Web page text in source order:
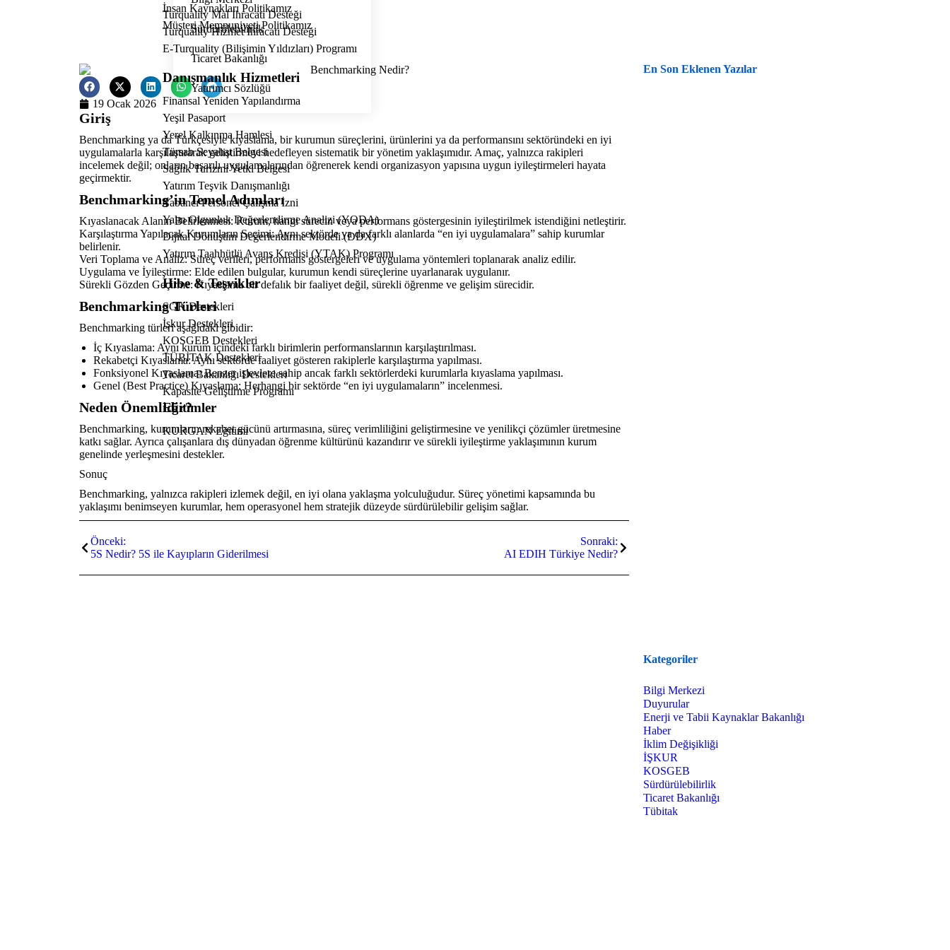
İnsan Kaynakları Politikamız
Müşteri Memnuniyeti Politikamız
Turquality Mal İhracatı Desteği
Turquality Hizmet İhracatı Desteği
E-Turquality (Bilişimin Yıldızları) Programı
Danışmanlık Hizmetleri
Finansal Yeniden Yapılandırma
Yeşil Pasaport
Yerel Kalkınma Hamlesi
Türsab Seyahat Belgesi
Sağlık Turizmi Yetki Belgesi
Yatırım Teşvik Danışmanlığı
Yabancı Personel Çalışma İzni
Yalın Olgunluk Değerlendirme Analizi (YODA)
Dijital Dönüşüm Değerlendirme Modeli (DDX)
Yatırım Taahhütlü Avans Kredisi (YTAK) Programı
Hibe & Teşvikler
SGK Destekleri
İşkur Destekleri
KOSGEB Destekleri
TÜBİTAK Destekleri
Ticaret Bakanlığı Destekleri
Kapasite Geliştirme Programı
Eğitimler
KURGAN Eğitimi
Sürdürülebilirlik
Ticaret Bakanlığı
Yatırımcı Sözlüğü
19 Ocak 2026
Giriş
Benchmarking ya da Türkçesiyle kıyaslama, bir kurumun süreçlerini, ürünlerini ya da performansını sektöründeki en iyi
uygulamalarla karşılaştırarak geliştirmeyi hedefleyen sistematik bir yönetim yaklaşımıdır. Amaç, yalnızca rakipleri
incelemek değil; onların başarılı uygulamalarından öğrenerek kendi organizasyon yapısına uygun iyileştirmeleri hayata
geçirmektir.
Benchmarking’in Temel Adımları
Kıyaslanacak Alanın Belirlenmesi: Kurum, hangi sürecin veya performans göstergesinin iyileştirilmek istendiğini netleştirir.
Karşılaştırma Yapılacak Kurumların Seçimi: Aynı sektörde ya da farklı alanlarda “en iyi uygulamalara” sahip kurumlar
belirlenir.
Veri Toplama ve Analiz: Süreç verileri, performans göstergeleri ve uygulama yöntemleri toplanarak analiz edilir.
Uygulama ve İyileştirme: Elde edilen bulgular, kurumun kendi süreçlerine uyarlanarak uygulanır.
Sürekli Gözden Geçirme: Kıyaslama bir defalık bir faaliyet değil, sürekli öğrenme ve gelişim sürecidir.
Benchmarking Türleri
Benchmarking türleri aşağıdaki gibidir:
İç Kıyaslama: Aynı kurum içindeki farklı birimlerin performanslarının karşılaştırılması.
Rekabetçi Kıyaslama: Aynı sektörde faaliyet gösteren rakiplerle karşılaştırma yapılması.
Fonksiyonel Kıyaslama: Benzer işlevlere sahip ancak farklı sektörlerdeki kurumlarla kıyaslama yapılması.
Genel (Best Practice) Kıyaslama: Herhangi bir sektörde “en iyi uygulamaların” incelenmesi.
Neden Önemlidir?
Benchmarking, kurumların rekabet gücünü artırmasına, süreç verimliliğini geliştirmesine ve yenilikçi çözümler üretmesine
katkı sağlar. Ayrıca çalışanlara dış dünyadan öğrenme kültürünü kazandırır ve sürekli iyileştirme yaklaşımının kurum
genelinde yerleşmesini destekler.
Sonuç
Benchmarking, yalnızca rakipleri izlemek değil, en iyi olana yaklaşma yolculuğudur. Süreç yönetimi kapsamında bu
yaklaşımı benimseyen kurumlar, hem operasyonel hem stratejik düzeyde sürdürülebilir gelişim sağlar.
Önceki:
5S Nedir? 5S ile Kayıpların Giderilmesi
Sonraki:
AI EDIH Türkiye Nedir?
En Son Eklenen Yazılar
Kategoriler
Bilgi Merkezi
Duyurular
Enerji ve Tabii Kaynaklar Bakanlığı
Haber
İklim Değişikliği
İŞKUR
KOSGEB
Sürdürülebilirlik
Ticaret Bakanlığı
Tübitak